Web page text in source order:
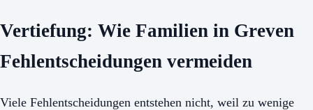
Vertiefung: Wie Familien in Greven
Fehlentscheidungen vermeiden
Viele Fehlentscheidungen entstehen nicht, weil zu wenige